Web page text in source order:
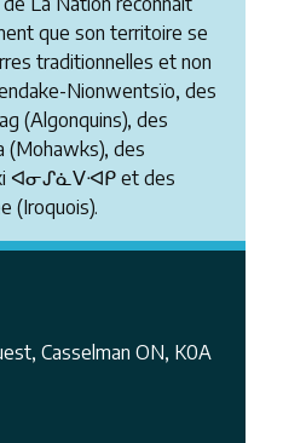
que son territoire se
traditionnelles et non
Nionwentsïo, des
(Algonquins), des
(Mohawks), des
ᐊᓂᔑᓈᐯᐗᑭ et des
(Iroquois).
Casselman ON, K0A